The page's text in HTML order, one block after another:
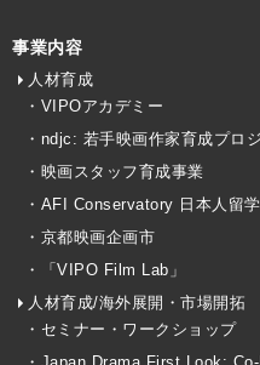
事業内容
人材育成
・VIPOアカデミー
・ndjc: 若手映画作家育成プロ
・映画スタッフ育成事業
・AFI Conservatory 日本人留
・京都映画企画市
・「VIPO Film Lab」
人材育成/海外展開・市場開拓
・セミナー・ワークショップ
・Japan Drama First Look: